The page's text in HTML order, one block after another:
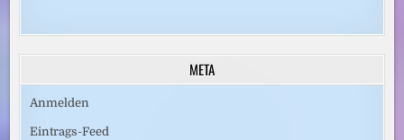
META
Anmelden
Eintrags-Feed